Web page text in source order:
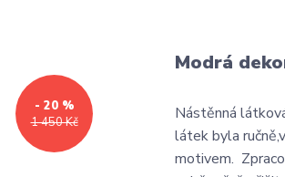
1 450 Kč
- 20 %
Modrá
Nástěnná
látek byla
motivem.